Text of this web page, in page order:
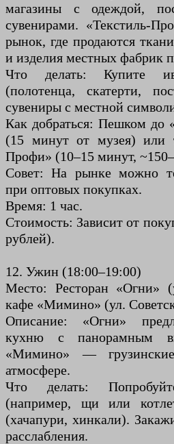
магазины с одеждой,
сувенирами. «Текстиль-
рынок, где продаются
и изделия местных фабрик
Что делать: Купите
(полотенца, скатерти,
сувениры с местной
Как добраться: Пешком до
(15 минут от музея) или
Профи» (10–15 минут,
Совет: На рынке можно
при оптовых покупках.
Время: 1 час.
Стоимость: Зависит от
рублей).
12. Ужин (18:00–19:00)
Место: Ресторан «Огни»
кафе «Мимино» (ул.
Описание: «Огни»
кухню с панорамным
«Мимино» —
атмосфере.
Что делать:
(например, щи или
(хачапури, хинкали).
расслабления.